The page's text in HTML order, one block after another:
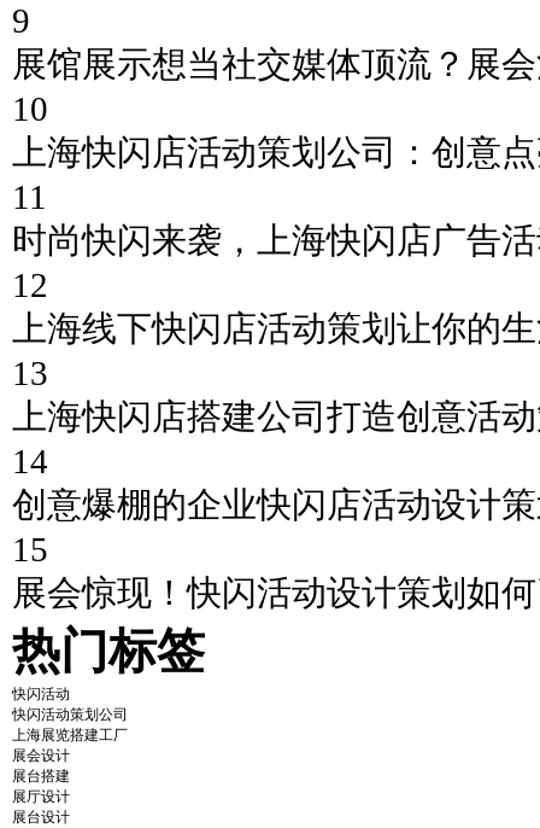
9
展馆展示想当社交媒体顶流？展
10
上海快闪店活动策划公司：创意
11
时尚快闪来袭，上海快闪店广告
12
上海线下快闪店活动策划让你的
13
上海快闪店搭建公司打造创意活
14
创意爆棚的企业快闪店活动设计
15
展会惊现！快闪活动设计策划如
热门标签
快闪活动
快闪活动策划公司
上海展览搭建工厂
展会设计
展台搭建
展厅设计
展台设计